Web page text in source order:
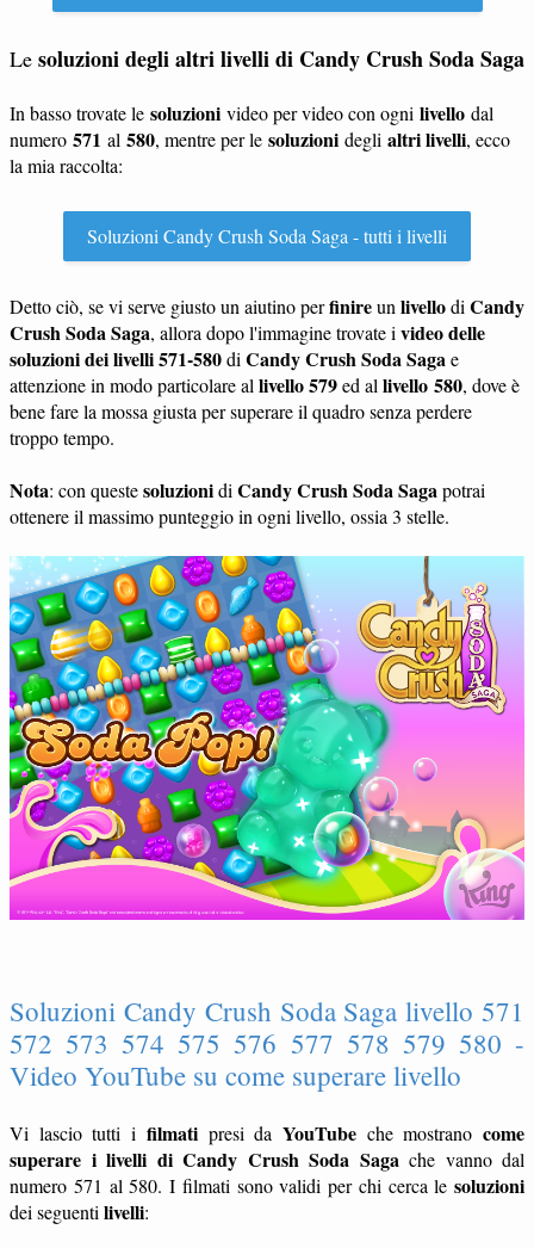
Le soluzioni degli altri livelli di Candy Crush Soda Saga
In basso trovate le soluzioni video per video con ogni livello dal
numero 571 al 580, mentre per le soluzioni degli altri livelli, ecco
la mia raccolta:
Soluzioni Candy Crush Soda Saga - tutti i livelli
Detto ciò, se vi serve giusto un aiutino perfinireun livellodi Candy
Crush Soda Saga, allora dopo l'immagine trovate i video delle
soluzioni dei livelli 571-580di Candy Crush Soda Sagae
attenzione in modo particolare al livello 579ed al livello 580, dove è
bene fare la mossa giusta per superare il quadro senza perdere
troppo tempo.
Nota: con questesoluzionidi Candy Crush Soda Sagapotrai
ottenere il massimo punteggio in ogni livello, ossia 3 stelle.
Soluzioni Candy Crush Soda Saga livello 571
572 573 574 575 576 577 578 579 580 -
Video YouTube su come superare livello
Vi lascio tutti i filmatipresi da YouTubeche mostranocome
superare i livelli di Candy Crush Soda Saga che vanno dal
numero 571 al 580. I filmati sono validi per chi cerca le soluzioni
dei seguenti livelli: